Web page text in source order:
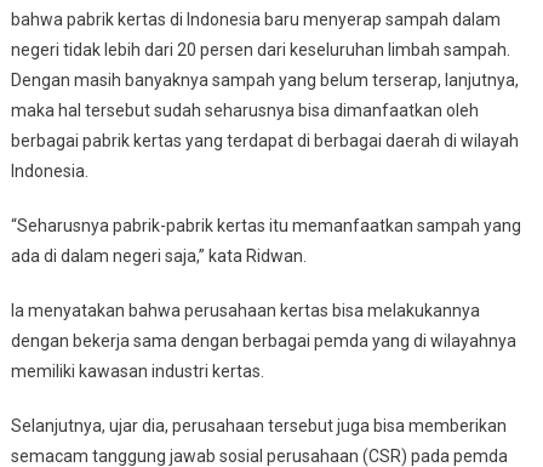
bahwa pabrik kertas di Indonesia baru menyerap sampah dalam
negeri tidak lebih dari 20 persen dari keseluruhan limbah sampah.
Dengan masih banyaknya sampah yang belum terserap, lanjutnya,
maka hal tersebut sudah seharusnya bisa dimanfaatkan oleh
berbagai pabrik kertas yang terdapat di berbagai daerah di wilayah
Indonesia.
“Seharusnya pabrik-pabrik kertas itu memanfaatkan sampah yang
ada di dalam negeri saja,” kata Ridwan.
Ia menyatakan bahwa perusahaan kertas bisa melakukannya
dengan bekerja sama dengan berbagai pemda yang di wilayahnya
memiliki kawasan industri kertas.
Selanjutnya, ujar dia, perusahaan tersebut juga bisa memberikan
semacam tanggung jawab sosial perusahaan (CSR) pada pemda